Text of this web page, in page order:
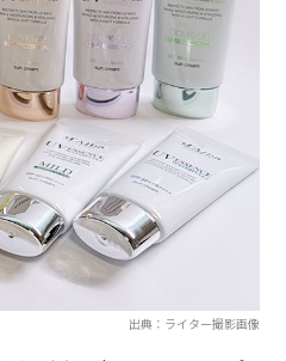
出典：ライター撮影画像